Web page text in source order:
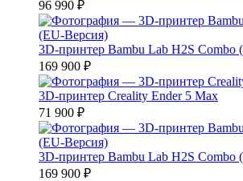
96 990 ₽
3D-принтер Bambu Lab H2S Combo
169 900 ₽
3D-принтер Creality Ender 5 Max
71 900 ₽
3D-принтер Bambu Lab H2S Combo
169 900 ₽